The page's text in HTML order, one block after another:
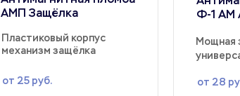
от 25 руб. от 28
Ф-1 АМ
АМП Защёлка
Пластиковый корпус
механизм защёлка
Мощная